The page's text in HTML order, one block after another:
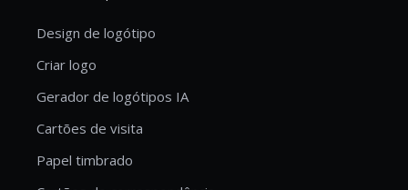
Design de logótipo
Criar logo
Gerador de logótipos IA
Cartões de visita
Papel timbrado